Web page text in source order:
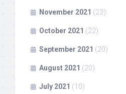
November 2021 (23)
October 2021 (22)
September 2021 (20)
August 2021 (20)
July 2021 (10)